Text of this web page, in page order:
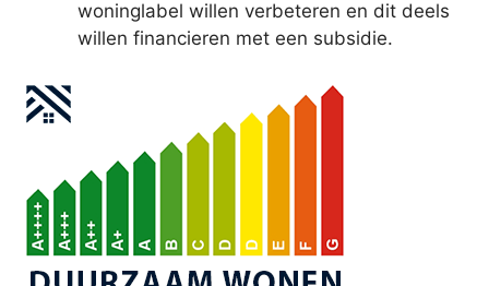
woninglabel willen verbeteren en dit deels
willen financieren met een subsidie.